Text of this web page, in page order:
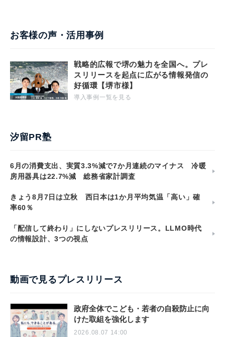
お客様の声・活用事例
戦略的広報で堺の魅力を全国へ。プレ
スリリースを起点に広がる情報発信の
好循環【堺市様】
導入事例一覧を見る
汐留PR塾
6月の消費支出、実質3.3%減で7か月連続のマイナス 冷暖
房用器具は22.7%減 総務省家計調査
きょう8月7日は立秋 西日本は1か月平均気温「高い」確
率60％
「配信して終わり」にしないプレスリリース。LLMO時代
の情報設計、3つの視点
動画で見るプレスリリース
政府全体でこども・若者の自殺防止に向
けた取組を強化します
2026.08.07 14:00